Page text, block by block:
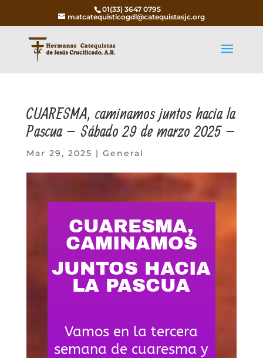
01(33) 3647 0795
matcatequisticogdl@catequistasjc.org
CUARESMA, caminamos juntos hacia la
Pascua – Sábado 29 de marzo 2025 –
Mar 29, 2025 | General
CUARESMA,
CAMINAMOS
JUNTOS HACIA
LA PASCUA
Vamos en la tercera
semana de cuaresma y